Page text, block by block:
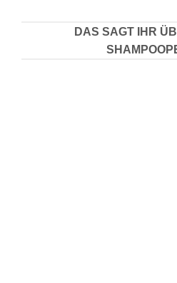
DAS SAGT IHR